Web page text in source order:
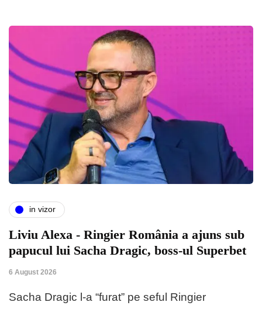
in vizor
Liviu Alexa - Ringier România a ajuns sub
papucul lui Sacha Dragic, boss-ul Superbet
6 August 2026
Sacha Dragic l-a “furat” pe seful Ringier